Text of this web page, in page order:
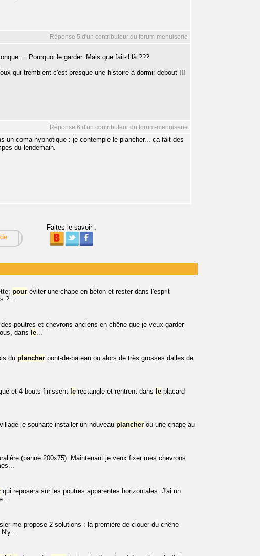
Réponse 5 d'un contributeur du forum-menuiserie
Pourquoi le garder. Mais que fait-il là ???
qui tremblent c'est presque une histoire à dormir debout !!!
Réponse 6 d'un contributeur du forum-menuiserie
un coma hypnotique : je contemple le plancher... ça fait des
du lendemain.
Faites le savoir :
pour éviter une chape en béton et rester dans l'esprit
?...
poutres et chevrons anciens en chêne que je veux garder
dans le...
du plancher pont-de-bateau ou alors de très grosses dalles de
et 4 bouts finissent le rectangle et rentrent dans le placard
je souhaite installer un nouveau plancher ou une chape au
(panne 200x75). Maintenant je veux fixer mes chevrons
qui reposera sur les poutres apparentes horizontales. J'ai un
me propose 2 solutions : la première de clouer du chêne